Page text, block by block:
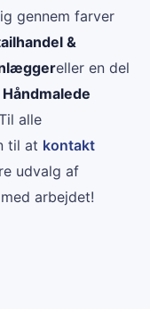
gennem farver
&
eller en del
Håndmalede
alle
til at kontakt
udvalg af
arbejdet!